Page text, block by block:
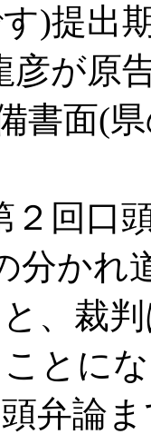
)提出
彦が原
書面(
２回口
分かれ
、裁
とに
弁論